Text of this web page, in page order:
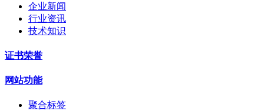
企业新闻
行业资讯
技术知识
证书荣誉
网站功能
聚合标签